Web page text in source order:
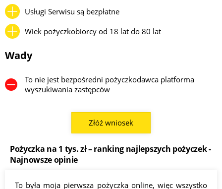
Usługi Serwisu są bezpłatne
Wiek pożyczkobiorcy od 18 lat do 80 lat
Wady
To nie jest bezpośredni pożyczkodawca platforma
wyszukiwania zastępców
Złóż wniosek
Pożyczka na 1 tys. zł – ranking najlepszych pożyczek -
Najnowsze opinie
To była moja pierwsza pożyczka online, więc wszystko